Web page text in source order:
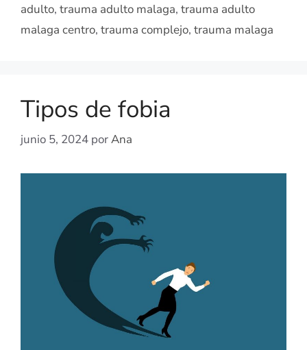
adulto, trauma adulto malaga, trauma adulto
malaga centro, trauma complejo, trauma malaga
Tipos de fobia
junio 5, 2024 porAna